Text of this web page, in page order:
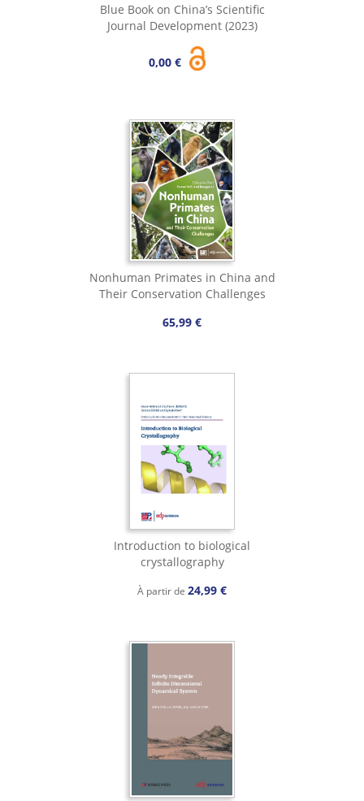
Blue Book on China’s Scientific
Journal Development (2023)
0,00 €
Nonhuman Primates in China and
Their Conservation Challenges
65,99 €
Introduction to biological
crystallography
À partir de 24,99 €